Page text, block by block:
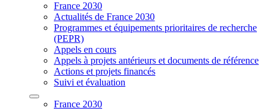
France 2030
Actualités de France 2030
Programmes et équipements prioritaires de recherche
(PEPR)
Appels en cours
Appels à projets antérieurs et documents de référence
Actions et projets financés
Suivi et évaluation
France 2030